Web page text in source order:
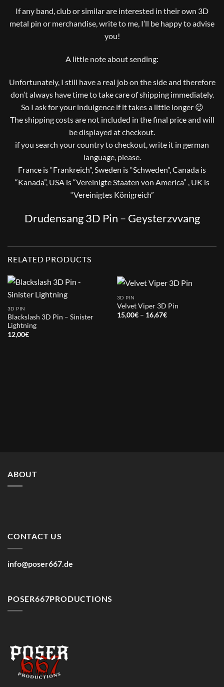
If any band, club or similar are interested in their own 3D
metal pin or merchandise, write to me, I’ll be happy to advise
you!
A little note about sending:
Unfortunately, I still have a real job on the side and therefore
don’t always have time to take care of shipping immediately.
So I ask for your indulgence if it takes a little longer 😉
The shipping costs are not included in the final price and will
be displayed at checkout.
if you search your country to checkout, write it in german
language, please.
France is “Frankreich”, Sweden is “Schweden”, Canada is
“Kanada”, USA is “Vereinigte Staaten von America” , UK is
“Vereinigtes Königreich”
Drudensang 3D Pin – Geysterzvvang
RELATED PRODUCTS
3D PIN
Blackslash 3D Pin – Sinister
Lightning
12,00€
3D PIN
Velvet Viper 3D Pin
15,00€ – 16,67€Price
ABOUT
CONTACT US
info@poser667.de
POSER667PRODUCTIONS